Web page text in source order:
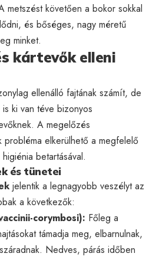
metszést követően a bokor sokkal
és bőséges, nagy méretű
minket.
kártevők elleni
ellenálló fajtának számít, de
ki van téve bizonyos
A megelőzés
probléma elkerülhető a megfelelő
higiénia betartásával.
és tünetei
jelentik a legnagyobb veszélyt az
a következők:
corymbosi): Főleg a
támadja meg, elbarnulnak,
Nedves, párás időben